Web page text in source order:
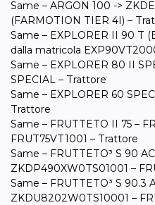
Same – ARGON 100 ->
(FARMOTION TIER 4I) –
Same – EXPLORER II 90 T
dalla matricola
Same – EXPLORER 80 II
SPECIAL – Trattore
Same – EXPLORER 60
Trattore
Same – FRUTTETO II 75 –
FRUT75VT1001 – Trattore
Same – FRUTTETO³ S 90
ZKDP490XW0TS01001 –
Same – FRUTTETO³ S 90.3
ZKDU8202W0TS10001 –